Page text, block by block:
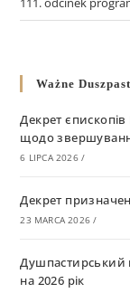
Ważne
Декрет
щодо
6 LIPCA 2026 /
Декрет
23 MARCA 2026 /
Душпастирський
на 2026 рік